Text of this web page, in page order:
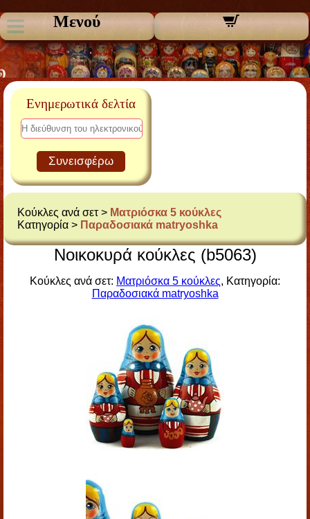
Μενού
Ενημερωτικά δελτία
Συνεισφέρω
Κούκλες ανά σετ > Ματριόσκα 5 κούκλες
Κατηγορία > Παραδοσιακά matryoshka
Νοικοκυρά κούκλες (b5063)
Κούκλες ανά σετ: Ματριόσκα 5 κούκλες, Κατηγορία:
Παραδοσιακά matryoshka